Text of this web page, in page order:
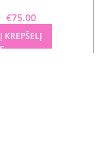
€75.00
Į KREPŠELĮ